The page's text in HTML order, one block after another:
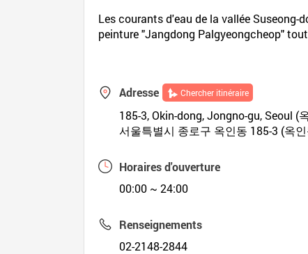
Les courants d'eau de la vallée
peinture "Jangdong Palgyeongcheop"
Adresse Chercher itinéraire
185-3, Okin-dong, Jongno-gu, Seoul (
서울특별시 종로구 옥인동 185-3 (옥
Horaires d'ouverture
00:00 ~ 24:00
Renseignements
02-2148-2844